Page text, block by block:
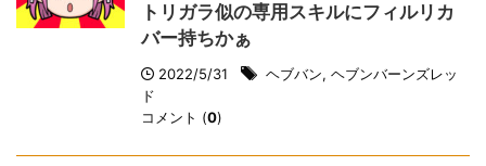
トリガラ似の専用スキルにフィルリカ
バー持ちかぁ
2022/5/31 ヘブバン, ヘブンバーンズレッ
ド
コメント (0)